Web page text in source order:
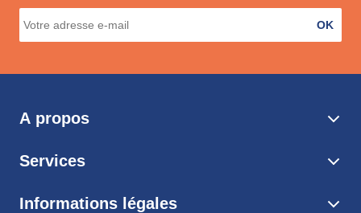
OK
A propos
Services
Informations légales